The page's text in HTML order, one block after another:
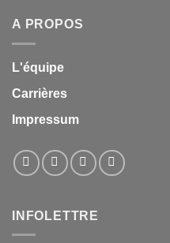
A PROPOS
L'équipe
Carrières
Impressum
INFOLETTRE